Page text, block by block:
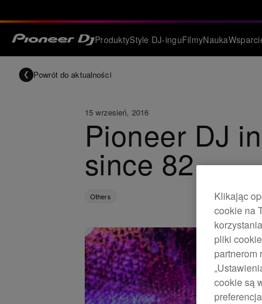
ProduktyStyle DJ-inguFilmyNauka
Powrót do aktualności
15 wrzesień, 2016
Pioneer DJ
since 82
Others
Klikając
cookie na
pliki
partnerom
cookie są